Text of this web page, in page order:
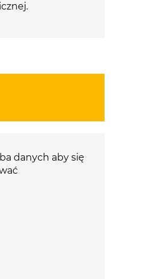
danych aby się